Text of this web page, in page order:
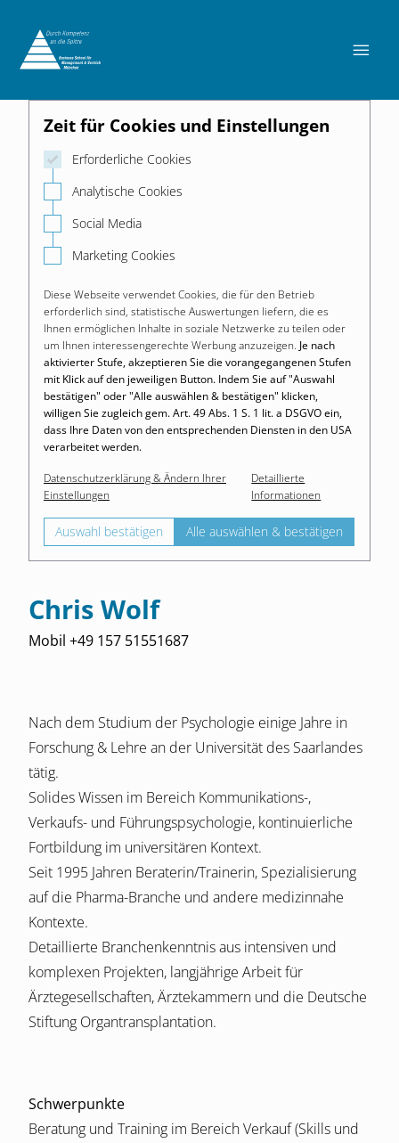

Zeit für Cookies und Einstellungen
Erforderliche Cookies
Analytische Cookies
Social Media
Marketing Cookies
Diese Webseite verwendet Cookies, die für den Betrieb
erforderlich sind, statistische Auswertungen liefern, die es
Ihnen ermöglichen Inhalte in soziale Netzwerke zu teilen oder
um Ihnen interessengerechte Werbung anzuzeigen. Je nach
aktivierter Stufe, akzeptieren Sie die vorangegangenen Stufen
mit Klick auf den jeweiligen Button. Indem Sie auf "Auswahl
bestätigen" oder "Alle auswählen & bestätigen" klicken,
willigen Sie zugleich gem. Art. 49 Abs. 1 S. 1 lit. a DSGVO ein,
dass Ihre Daten von den entsprechenden Diensten in den USA
verarbeitet werden.
Datenschutzerklärung & Ändern Ihrer
Einstellungen
Detaillierte
Informationen
Auswahl bestätigen Alle auswählen & bestätigen
Chris Wolf
Mobil +49 157 51551687
Nach dem Studium der Psychologie einige Jahre in
Forschung & Lehre an der Universität des Saarlandes
tätig.
Solides Wissen im Bereich Kommunikations-,
Verkaufs- und Führungspsychologie, kontinuierliche
Fortbildung im universitären Kontext.
Seit 1995 Jahren Beraterin/Trainerin, Spezialisierung
auf die Pharma-Branche und andere medizinnahe
Kontexte.
Detaillierte Branchenkenntnis aus intensiven und
komplexen Projekten, langjährige Arbeit für
Ärztegesellschaften, Ärztekammern und die Deutsche
Stiftung Organtransplantation.
Schwerpunkte
Beratung und Training im Bereich Verkauf (Skills und